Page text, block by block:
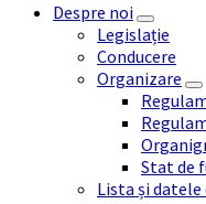
Despre noi
Legislație
Conducere
Organizare
Stat de
Lista și